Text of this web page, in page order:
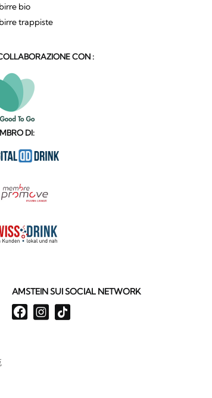
bio
trappiste
CON :
DI:
AMSTEIN SUI SOCIAL NETWORK